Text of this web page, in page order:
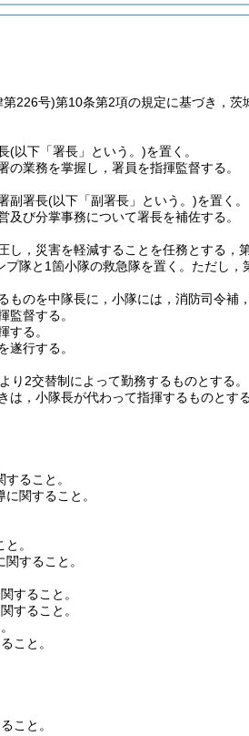
第226号)第10条第2項の規定に基づき，茨
(以下「署長」という。)を置く。
業務を掌握し，署員を指揮監督する。
副署長(以下「副署長」という。)を置く。
び分掌事務について署長を補佐する。
し，災害を軽減することを任務とする，
隊と1箇小隊の救急隊を置く。 ただし，
ものを中隊長に，小隊には，消防司令補
監督する。
する。
遂行する。
り2交替制によって勤務するものとする。
，小隊長が代わって指揮するものとする
ること。
関すること。
。
すること。
すること。
すること。
こと。
こと。